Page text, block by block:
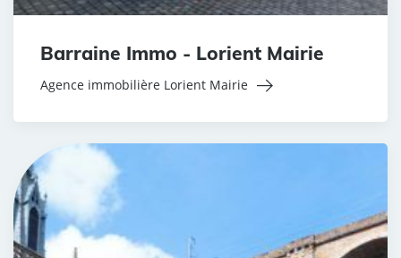
Barraine Immo - Lorient Mairie
Agence immobilière Lorient Mairie